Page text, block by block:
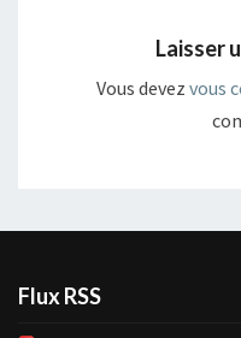
Laisser
Vous devez vous
Flux RSS